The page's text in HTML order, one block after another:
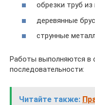
обрезки труб из
деревянные
струнные
Работы выполняются в
последовательности:
Читайте также: